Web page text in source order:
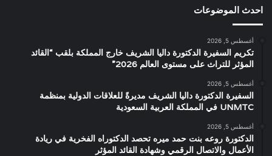
احدث الموضوعات
أغسطس 5, 2026
تكريم السفيرة الدكتورة داليا الشريف خارج المملكة بلقب “القائد
المؤثر للتراث على مستوى العالم 2026”
أغسطس 5, 2026
السفيرة الدكتورة داليا الشريف مديرةً للعلاقات الدولية بمنظمة
UNMTC في المملكة العربية السعودية
أغسطس 5, 2026
الدكتورة روعه بنت حمد ميره تحصد الدكتوراه الفخرية في ريادة
الأعمال والاتصال الرقمي وشهادة القائد المؤثر